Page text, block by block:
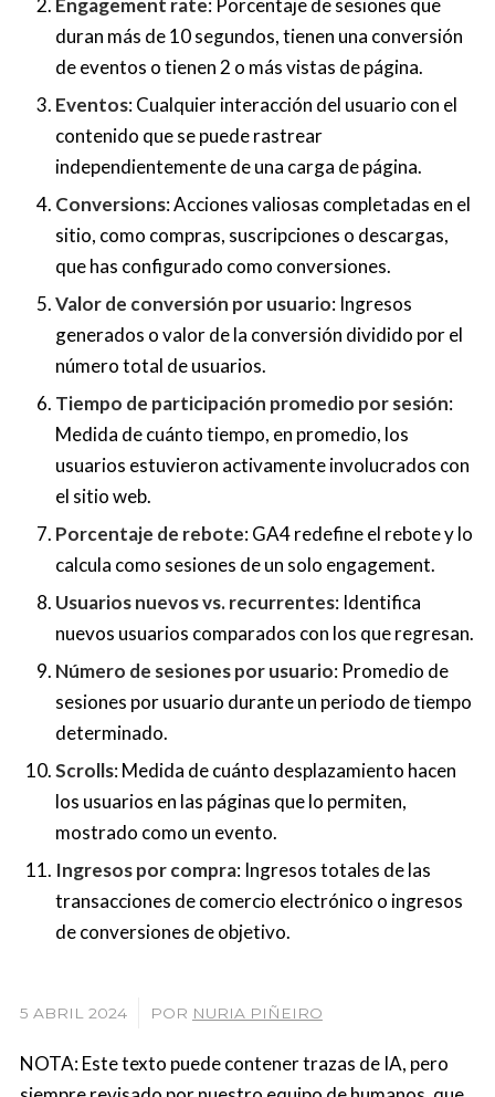
Engagement rate: Porcentaje de sesiones que
duran más de 10 segundos, tienen una conversión
de eventos o tienen 2 o más vistas de página.
Eventos: Cualquier interacción del usuario con el
contenido que se puede rastrear
independientemente de una carga de página.
Conversions: Acciones valiosas completadas en el
sitio, como compras, suscripciones o descargas,
que has configurado como conversiones.
Valor de conversión por usuario: Ingresos
generados o valor de la conversión dividido por el
número total de usuarios.
Tiempo de participación promedio por sesión:
Medida de cuánto tiempo, en promedio, los
usuarios estuvieron activamente involucrados con
el sitio web.
Porcentaje de rebote: GA4 redefine el rebote y lo
calcula como sesiones de un solo engagement.
Usuarios nuevos vs. recurrentes: Identifica
nuevos usuarios comparados con los que regresan.
Número de sesiones por usuario: Promedio de
sesiones por usuario durante un periodo de tiempo
determinado.
Scrolls: Medida de cuánto desplazamiento hacen
los usuarios en las páginas que lo permiten,
mostrado como un evento.
Ingresos por compra: Ingresos totales de las
transacciones de comercio electrónico o ingresos
de conversiones de objetivo.
5 ABRIL 2024 POR NURIA PIÑEIRO
NOTA: Este texto puede contener trazas de IA, pero